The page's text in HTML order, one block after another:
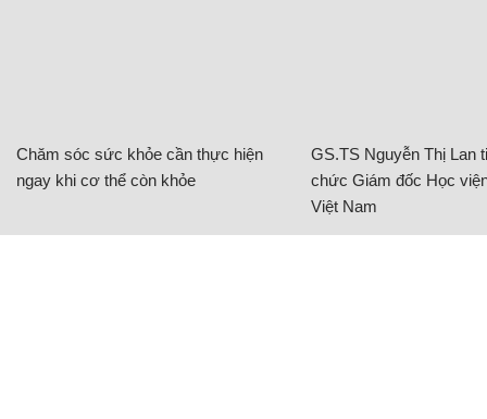
Chăm sóc sức khỏe cần thực hiện
ngay khi cơ thể còn khỏe
GS.TS Nguyễn Thị Lan
chức Giám đốc Học
Việt Nam